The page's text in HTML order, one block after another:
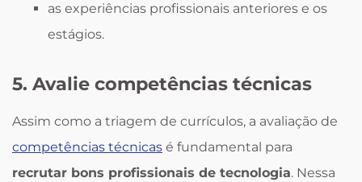
as experiências profissionais anteriores e os
estágios.
5. Avalie competências técnicas
Assim como a triagem de currículos, a avaliação de
competências técnicas é fundamental para
recrutar bons profissionais de tecnologia. Nessa